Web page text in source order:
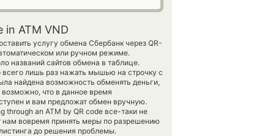
in ATM VND
услугу обмена Сбербанк через QR-
или ручном режиме.
названий сайтов обмена в таблице.
лишь раз нажать мышью на строчку с
найдена возможность обменять деньги,
что в данное время
и вам предложат обмен вручную.
through an ATM by QR code все-таки не
нам вовремя принять меры по разрешению
до решения проблемы.